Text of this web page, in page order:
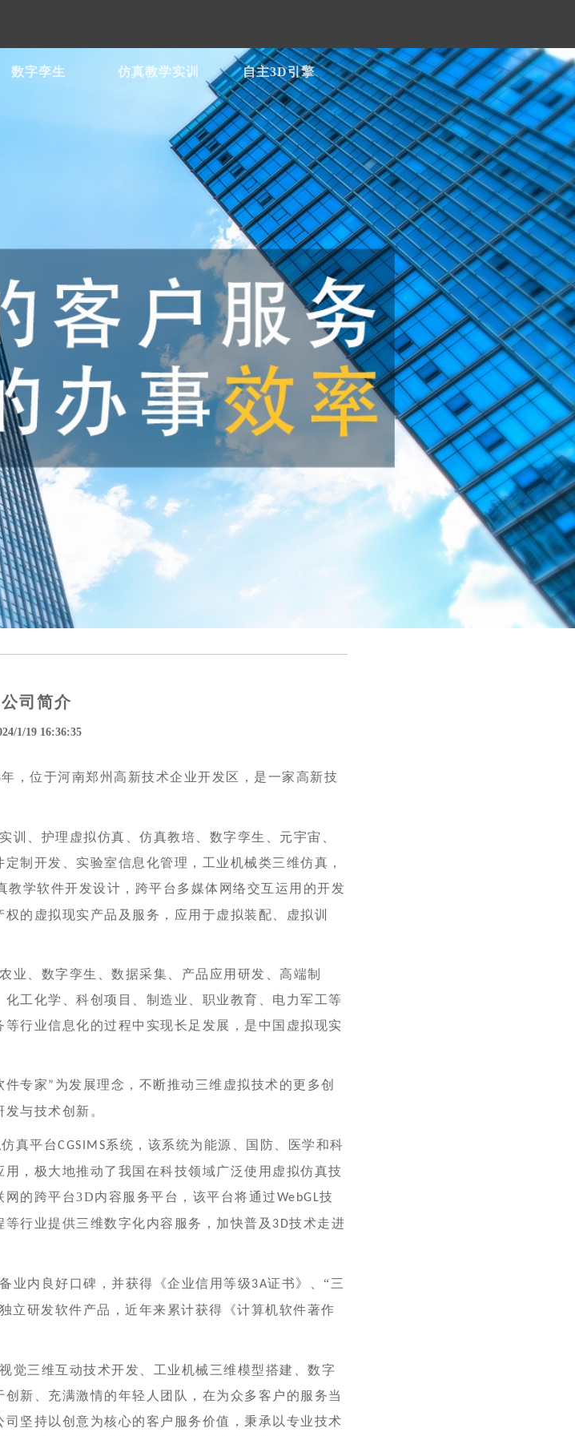
数字孪生 仿真教学实训 自主3D引擎
公司简介
1/19 16:36:35
年，位于河南郑州高新技术企业开发区，是一家高新技
、护理虚拟仿真、仿真教培、数字孪生、元宇宙、
定制开发、实验室信息化管理，工业机械类三维仿真，
教学软件开发设计，跨平台多媒体网络交互运用的开发
的虚拟现实产品及服务，应用于虚拟装配、虚拟训
业、数字孪生、数据采集、产品应用研发、高端制
化工化学
、科创项目、制造业、职业教育、电力军工等
行业信息化的过程中实现长足发展 ， 是中国虚拟现实
件专家” 为发展理念，不断推动三维虚拟技术的更多创
与技术创新。
真平台CGSIMS系统，该系统为能源、国防、医学和科
用，极大地推动了我国在科技领域广泛使用虚拟仿真技
网的跨平台3D内容服务平台，该平台将通过WebGL技
行业提供三维数字化内容服务，加快普及 3D技术走进
内良好口碑，并获得《企业信用等级3A证书》、“三
立研发软件产品，近年来累计获得《计算机软件著作
三维互动技术开发、工业机械三维模型搭建、数字
新、充满激情的年轻人团队，在为众多客户的服务当
坚持以创意为核心的客户服务价值，秉承以专业技术